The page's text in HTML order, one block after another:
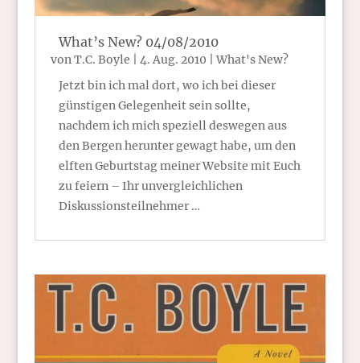
What’s New? 04/08/2010
vonT.C. Boyle 4. Aug. 2010 |What's New?
Jetzt bin ich mal dort, wo ich bei dieser
günstigen Gelegenheit sein sollte,
nachdem ich mich speziell deswegen aus
den Bergen herunter gewagt habe, um den
elften Geburtstag meiner Website mit Euch
zu feiern – Ihr unvergleichlichen
Diskussionsteilnehmer …